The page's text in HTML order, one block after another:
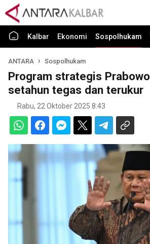
Kalbar Ekonomi Sospolhukam
ANTARA Sospolhukam
Program strategis
setahun tegas dan terukur
Rabu, 22 Oktober 2025 8:43